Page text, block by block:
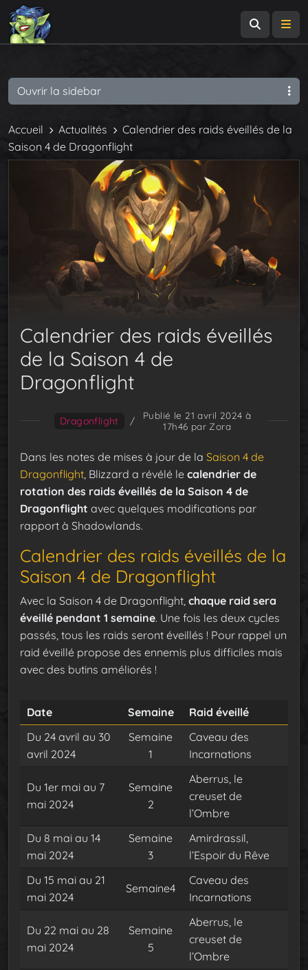
Accueil Actualités
Calendrier des raids éveillés de la
Saison 4 de Dragonflight
Calendrier des raids éveillés
de la Saison 4 de
Dragonflight
Dragonflight /
Publié le 21 avril 2024 à
17h46 par Zora
Dans les notes de mises à jour de la Saison 4 de
Dragonflight , Blizzard a révélé le calendrier de
rotation des raids éveillés de la Saison 4 de
Dragonflight avec quelques modifications par
rapport à Shadowlands.
Calendrier des raids éveillés de la
Saison 4 de Dragonflight
Avec la Saison 4 de Dragonflight, chaque raid sera
éveillé pendant 1 semaine. Une fois les deux cycles
passés, tous les raids seront éveillés ! Pour rappel un
raid éveillé propose des ennemis plus difficiles mais
avec des butins améliorés !
Date Semaine
Raid éveillé
Du 24 avril au 30
avril 2024
Semaine
1
Caveau des
Incarnations
Du 1er mai au 7
mai 2024
Semaine
2
Aberrus, le
creuset de
l’Ombre
Du 8 mai au 14
mai 2024
Semaine
3
Amirdrassil,
l’Espoir du Rêve
Du 15 mai au 21
mai 2024
Semaine4
Caveau des
Incarnations
Du 22 mai au 28
mai 2024
Semaine
5
Aberrus, le
creuset de
l’Ombre
Ouvrir la sidebar